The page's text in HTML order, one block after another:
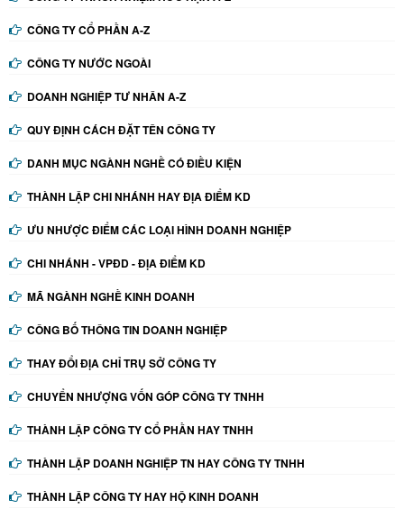
CÔNG TY CỔ PHẦN A-Z
CÔNG TY NƯỚC NGOÀI
DOANH NGHIỆP TƯ NHÂN A-Z
QUY ĐỊNH CÁCH ĐẶT TÊN CÔNG TY
DANH MỤC NGÀNH NGHỀ CÓ ĐIỀU KIỆN
THÀNH LẬP CHI NHÁNH HAY ĐỊA ĐIỂM KD
ƯU NHƯỢC ĐIỂM CÁC LOẠI HÌNH DOANH NGHIỆP
CHI NHÁNH - VPĐD - ĐỊA ĐIỂM KD
MÃ NGÀNH NGHỀ KINH DOANH
CÔNG BỐ THÔNG TIN DOANH NGHIỆP
THAY ĐỔI ĐỊA CHỈ TRỤ SỞ CÔNG TY
CHUYỂN NHƯỢNG VỐN GÓP CÔNG TY TNHH
THÀNH LẬP CÔNG TY CỔ PHẦN HAY TNHH
THÀNH LẬP DOANH NGHIỆP TN HAY CÔNG TY TNHH
THÀNH LẬP CÔNG TY HAY HỘ KINH DOANH